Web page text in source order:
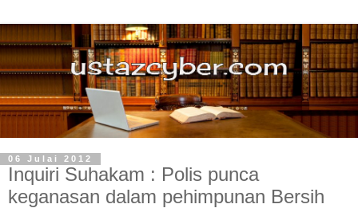
06 Julai 2012
Inquiri Suhakam : Polis punca
keganasan dalam pehimpunan Bersih